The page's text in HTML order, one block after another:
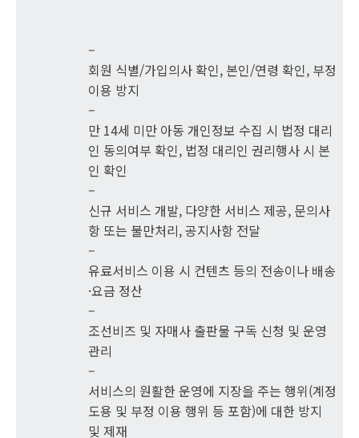
–
회원 식별/가입의사 확인, 본인/연령 확인, 부정
이용 방지
–
만 14세 미만 아동 개인정보 수집 시 법정 대리
인 동의여부 확인, 법정 대리인 권리행사 시 본
인 확인
–
신규 서비스 개발, 다양한 서비스 제공, 문의사
항 또는 불만처리, 공지사항 전달
–
유료서비스 이용 시 컨텐츠 등의 전송이나 배송
·요금 정산
–
조선비즈 및 자매사 출판물 구독 신청 및 운영
관리
–
서비스의 원활한 운영에 지장을 주는 행위(계정
도용 및 부정 이용 행위 등 포함)에 대한 방지
및 제재